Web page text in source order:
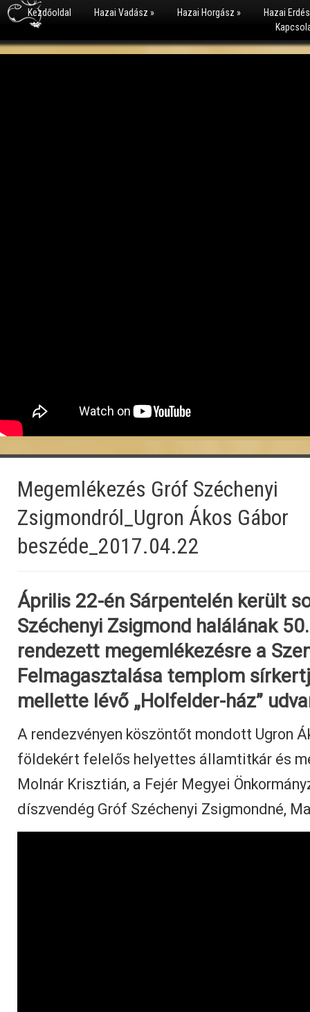
Kezdőoldal Hazai Vadász » Hazai Horgász »
Hazai
Megemlékezés Gróf Széchenyi
Zsigmondról_Ugron Ákos Gábor
beszéde_2017.04.22
Április 22-én Sárpentelén került
Széchenyi Zsigmond halálának
rendezett megemlékezésre a
Felmagasztalása templom
mellette lévő „Holfelder-ház”
A rendezvényen köszöntőt mondott Ugron
földekért felelős helyettes államtitkár és
Molnár Krisztián, a Fejér Megyei
díszvendég Gróf Széchenyi Zsigmondné,